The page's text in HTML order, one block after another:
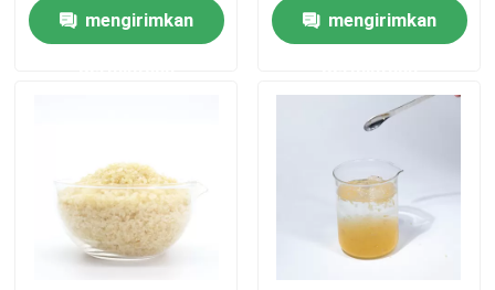
Rumah
Produk
mengirimkan
mengirimkan